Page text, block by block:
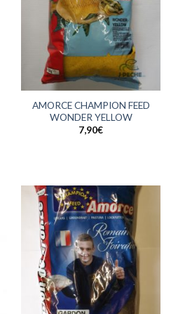
AMORCE CHAMPION FEED
WONDER YELLOW
7,90€